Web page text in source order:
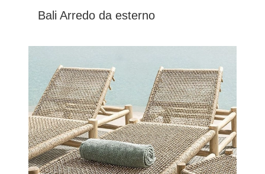
Bali Arredo da esterno